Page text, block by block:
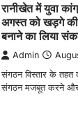
चौखुटिया में सेवा
लिया लाभ, 191 में
पर हुआ निस्तारण
Admin
तड़ागताल में आयोजित
ने किया प्रतिभाग